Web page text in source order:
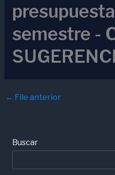
semestre -
← File anterior
Buscar